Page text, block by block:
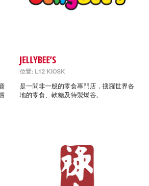
JELLYBEE’S
位置: L12 KIOSK
是一間非一般的零食專門店，搜羅世界各
地的零食、軟糖及特製爆谷。